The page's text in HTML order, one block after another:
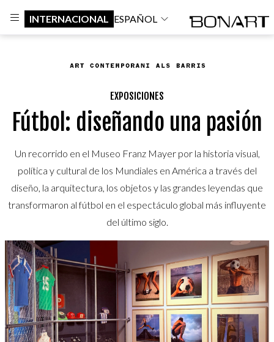
INTERNACIONAL ESPAÑOL
EXPOSICIONES
Fútbol: diseñando una pasión
Un recorrido en el Museo Franz Mayer por la historia visual,
política y cultural de los Mundiales en América a través del
diseño, la arquitectura, los objetos y las grandes leyendas que
transformaron al fútbol en el espectáculo global más influyente
del último siglo.